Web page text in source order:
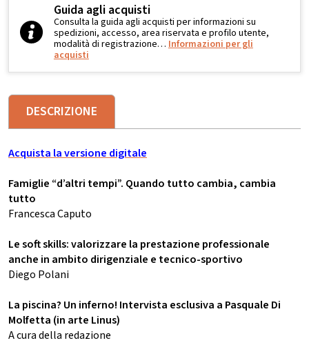
Guida agli acquisti
Consulta la guida agli acquisti per informazioni su
spedizioni, accesso, area riservata e profilo utente,
modalità di registrazione… Informazioni per gli
acquisti
DESCRIZIONE
Acquista la versione digitale
Famiglie “d’altri tempi”. Quando tutto cambia, cambia
tutto
Francesca Caputo
Le soft skills: valorizzare la prestazione professionale
anche in ambito dirigenziale e tecnico-sportivo
Diego Polani
La piscina? Un inferno! Intervista esclusiva a Pasquale Di
Molfetta (in arte Linus)
A cura della redazione